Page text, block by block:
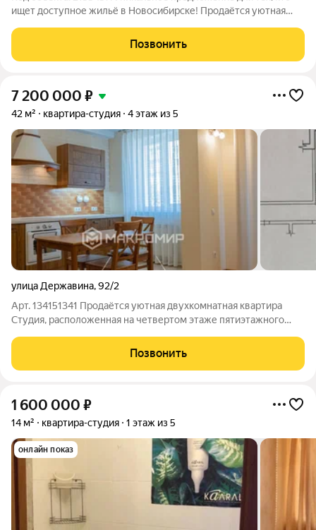
ищет доступное жильё в Новосибирске! Продаётся уютная
студия расположена на первом этаже пятиэтажного
кирпичного дома 1960 года
Позвонить
7 200 000 ₽
42 м² квартира-студия 4 этаж из 5
улица Державина,92/2
Арт. 134151341 Продаётся уютная двухкомнатная квартира
Студия, расположенная на четвертом этаже пятиэтажного
грузовым лифтом) 31 квартира в подъезде ,2013 года
постройки в спокойном районе
Позвонить
1 600 000 ₽
14 м² квартира-студия 1 этаж из 5
онлайн показ